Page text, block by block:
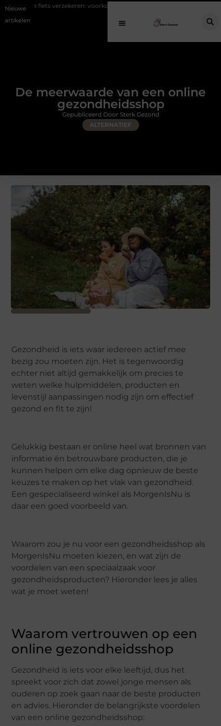
Nieuwe
artikelen
voorkom hoge kosten bij diefstal en schade
De meerwaarde van een online
gezondheidsshop
ALTERNATIEF
Gepubliceerd Door Sterk Gezond
Gezondheid is iets waar iedereen actief mee
bezig zou moeten zijn. Het is tegenwoordig
echter niet altijd gemakkelijk om precies te
weten welke hulpmiddelen, producten en
levenstijl aanpassingen nodig zijn om effectief
gezond en fit te zijn!
Gelukkig bestaan er online heel wat bronnen van
informatie én betrouwbare producten, die je
kunnen helpen om elke dag opnieuw de beste
keuzes te maken op het vlak van gezondheid.
Een gespecialiseerd winkel als MorgenIsNu is
daar een goed voorbeeld van.
Waarom zou je nu voor een gezondheidsshop als
MorgenIsNu moeten kiezen, en wat zijn de
voordelen van een speciaalzaak voor
gezondheidsproducten? Hieronder lees je alles
wat je moet weten!
Waarom vertrouwen op een
online gezondheidsshop
Gezondheid is iets voor elke leeftijd, dus het
spreekt voor zich dat zowel jonge mensen als
ouderen op zoek gaan naar de beste producten
en advies. Hieronder de belangrijkste voordelen
van een online gezondheidsshop: